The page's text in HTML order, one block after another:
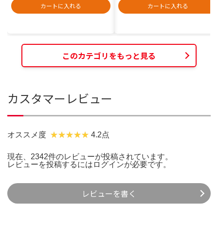
カートに入れる
カートに入れる
このカテゴリをもっと見る
カスタマーレビュー
オススメ度 4.2点
現在、2342件のレビューが投稿されています。
レビューを投稿するには ログインが必要です。
レビューを書く